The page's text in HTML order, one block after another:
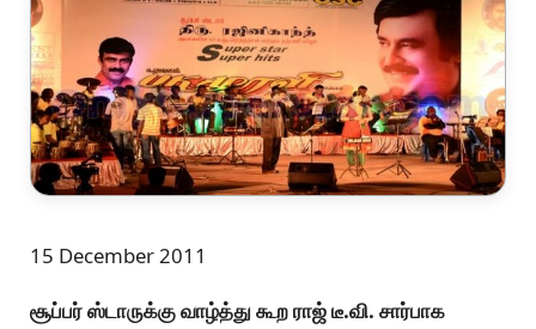
15 December 2011
சூப்பர் ஸ்டாருக்கு வாழ்த்து கூற ராஜ் டீ.வி. சார்பாக